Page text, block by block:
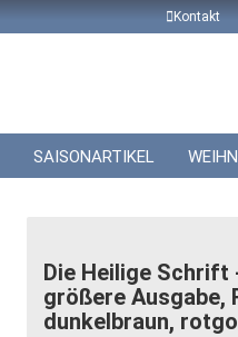
Kontakt
Konto erstellen
SAISONARTIKEL
Die Heilige Schrift
größere Ausgabe,
dunkelbraun,